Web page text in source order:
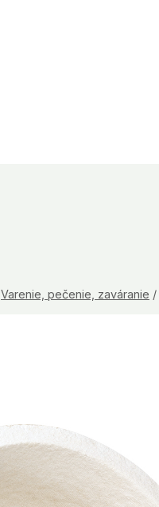
Varenie, pečenie, zaváranie /